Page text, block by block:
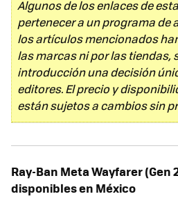
Algunos de los enlaces de
pertenecer a un programa de
los artículos mencionados
las marcas ni por las tiendas,
introducción una decisión
editores. El precio y
están sujetos a cambios sin
Ray-Ban Meta Wayfarer (Gen
disponibles en México